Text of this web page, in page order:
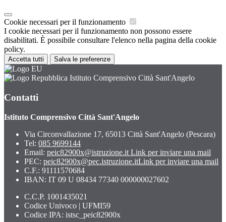
Cookie necessari per il funzionamento
I cookie necessari per il funzionamento non possono essere
disabilitati. È possibile consultare l'elenco nella pagina della cookie
policy.
Accetta tutti Salva le preferenze
Istituto Comprensivo Città Sant'Angelo
Contatti
Istituto Comprensivo Città Sant'Angelo
Via Circonvallazione 17, 65013 Città Sant'Angelo (Pescara)
Tel: 085 9699144
Email: peic82900x@istruzione.it Link per inviare una mail
PEC: peic82900x@pec.istruzione.itLink per inviare una mail
C.F.: 91111570684
IBAN: IT 09 U 08434 77340 000000027602
C.C.P. 1001435021
Codice Univoco | UFMI59
Codice IPA: istsc_peic82900x